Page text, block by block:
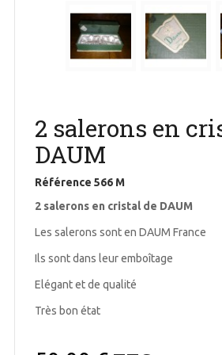
2 salerons en
DAUM
Référence 566 M
2 salerons en cristal de DAUM
Les salerons sont en DAUM France
Ils sont dans leur emboîtage
Elégant et de qualité
Très bon état